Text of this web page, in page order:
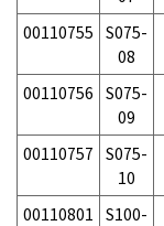
00110755 S075-
08
00110756 S075-
09
00110757 S075-
10
00110801 S100-